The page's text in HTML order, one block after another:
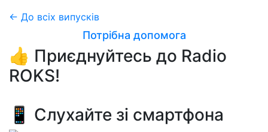
← До всіх випусків
Потрібна допомога
👍 Приєднуйтесь до Radio
ROKS!
📱 Слухайте зі смартфона